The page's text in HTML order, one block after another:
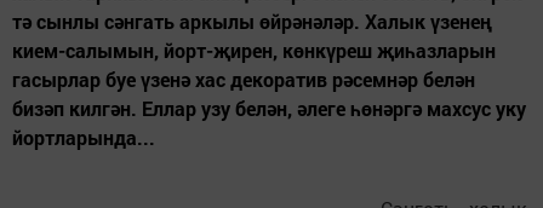
тә сынлы сәнгать аркылы өйрәнәләр. Халык үзенең
кием-салымын, йорт-җирен, көнкүреш җиһазларын
гасырлар буе үзенә хас декоратив рәсемнәр белән
бизәп килгән. Еллар узу белән, әлеге һөнәргә махсус уку
йортларында...